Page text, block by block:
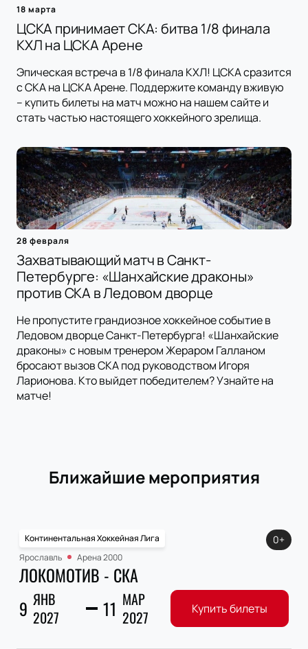
18 марта
ЦСКА принимает СКА: битва 1/8 финала
КХЛ на ЦСКА Арене
Эпическая встреча в 1/8 финала КХЛ! ЦСКА сразится
с СКА на ЦСКА Арене. Поддержите команду вживую
– купить билеты на матч можно на нашем сайте и
стать частью настоящего хоккейного зрелища.
28 февраля
Захватывающий матч в Санкт-
Петербурге: «Шанхайские драконы»
против СКА в Ледовом дворце
Не пропустите грандиозное хоккейное событие в
Ледовом дворце Санкт-Петербурга! «Шанхайские
драконы» с новым тренером Жераром Галланом
бросают вызов СКА под руководством Игоря
Ларионова. Кто выйдет победителем? Узнайте на
матче!
Ближайшие мероприятия
Континентальная Хоккейная Лига
Ярославль
Арена 2000
ЛОКОМОТИВ - СКА
9 ЯНВ
2027
11 МАР
2027
0+
Купить билеты